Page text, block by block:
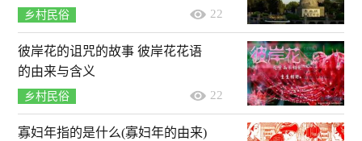
乡村民俗 22
彼岸花的诅咒的故事 彼岸花花语
的由来与含义
乡村民俗 22
寡妇年指的是什么(寡妇年的由来)